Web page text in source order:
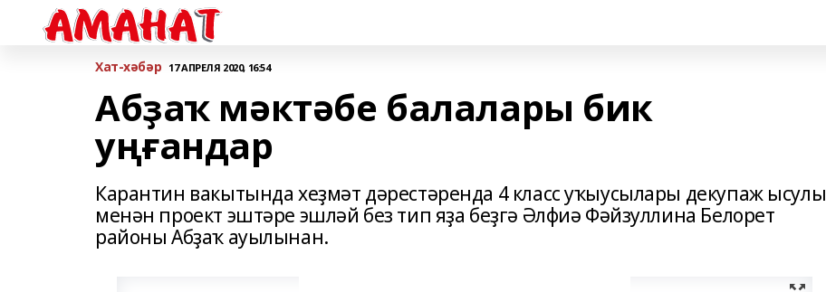
Хат-хәбәр 17 АПРЕЛЯ 2020, 16:54
Абҙаҡ мәктәбе балалары бик
уңғандар
Карантин вакытында хеҙмәт дәрестәренда 4 класс уҡыусылары декупаж ысулы
менән проект эштәре эшләй без тип яҙа беҙгә Әлфиә Фәйзуллина Белорет
районы Абҙаҡ ауылынан.